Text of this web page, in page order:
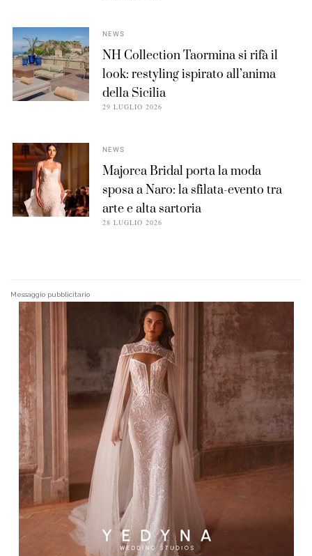
NEWS
NH Collection Taormina si rifà il
look: restyling ispirato all’anima
della Sicilia
29 LUGLIO 2026
NEWS
Majorca Bridal porta la moda
sposa a Naro: la sfilata-evento tra
arte e alta sartoria
28 LUGLIO 2026
Messaggio pubblicitario